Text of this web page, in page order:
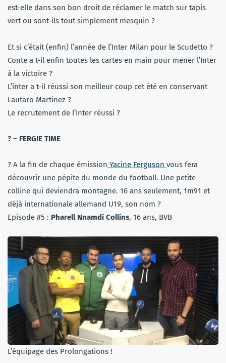
est-elle dans son bon droit de réclamer le match sur tapis
vert ou sont-ils tout simplement mesquin ?
Et si c’était (enfin) l’année de l’Inter Milan pour le Scudetto ?
Conte a t-il enfin toutes les cartes en main pour mener l’Inter
à la victoire ?
L’inter a t-il réussi son meilleur coup cet été en conservant
Lautaro Martinez ?
Le recrutement de l’Inter réussi ?
? – FERGIE TIME
? A la fin de chaque émission Yacine Ferguson vous fera
découvrir une pépite du monde du football. Une petite
colline qui deviendra montagne. 16 ans seulement, 1m91 et
déjà internationale allemand U19, son nom ?
Episode #5 : Pharell Nnamdi Collins, 16 ans, BVB
L’équipage des Prolongations !